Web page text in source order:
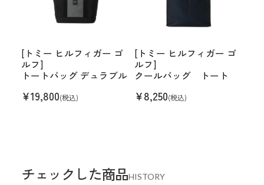
[トミー ヒルフィガー ゴ
ルフ]
トートバッグ デュラブル
¥19,800(税込)
[トミー ヒルフィガー ゴ
ルフ]
クールバッグ トート
¥8,250(税込)
チェックした商品HISTORY